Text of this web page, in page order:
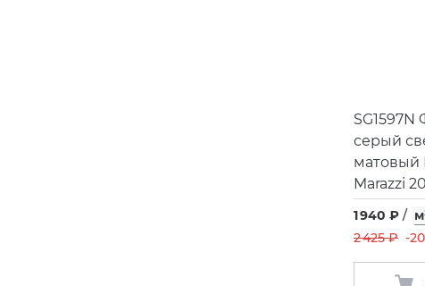
серый
матовый
Marazzi
1 940 ₽ /
2 425 ₽ -